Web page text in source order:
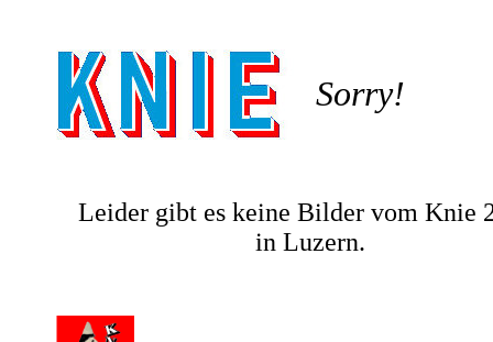
Sorry!
Leider gibt es keine Bilder vom Knie
in Luzern.